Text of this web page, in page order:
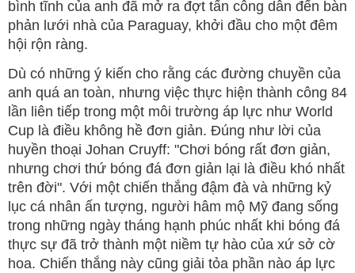
bình tĩnh của anh đã mở ra đợt tấn công dẫn đến bàn
phản lưới nhà của Paraguay, khởi đầu cho một đêm
hội rộn ràng.
Dù có những ý kiến cho rằng các đường chuyền của
anh quá an toàn, nhưng việc thực hiện thành công 84
lần liên tiếp trong một môi trường áp lực như World
Cup là điều không hề đơn giản. Đúng như lời của
huyền thoại Johan Cruyff: "Chơi bóng rất đơn giản,
nhưng chơi thứ bóng đá đơn giản lại là điều khó nhất
trên đời". Với một chiến thắng đậm đà và những kỷ
lục cá nhân ấn tượng, người hâm mộ Mỹ đang sống
trong những ngày tháng hạnh phúc nhất khi bóng đá
thực sự đã trở thành một niềm tự hào của xứ sở cờ
hoa. Chiến thắng này cũng giải tỏa phần nào áp lực